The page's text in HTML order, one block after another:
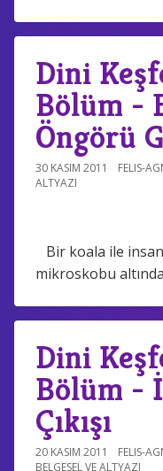
Dini
Bölüm -
Öngörü
30 KASIM 2011 FELIS-
ALTYAZI
Bir koala ile
mikroskobu
Dini
Bölüm -
Çıkışı
20 KASIM 2011 FELIS-
BELGESEL VE ALTYAZI